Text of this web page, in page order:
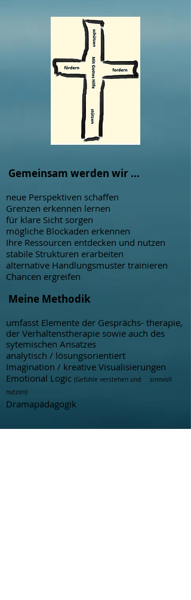
Gemeinsam werden wir ...
neue Perspektiven schaffen
Grenzen erkennen lernen
für klare Sicht sorgen
mögliche Blockaden erkennen
Ihre Ressourcen entdecken und nutzen
stabile Strukturen erarbeiten
alternative Handlungsmuster trainieren
Chancen ergreifen
Meine Methodik
umfasst Elemente der Gesprächs- therapie,
der Verhaltenstherapie sowie auch des
sytemischen Ansatzes
analytisch / lösungsorientiert
Imagination / kreative Visualisierungen
Emotional Logic (Gefühle verstehen und sinnvoll
nutzen)
Dramapädagogik